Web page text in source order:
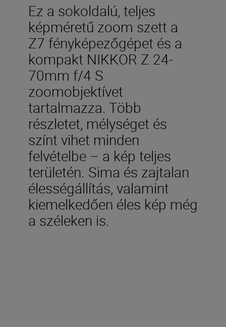
Ez a sokoldalú, teljes
képméretű zoom szett a
Z7 fényképezőgépet és a
kompakt NIKKOR Z 24-
70mm f/4 S
zoomobjektívet
tartalmazza. Több
részletet, mélységet és
színt vihet minden
felvételbe – a kép teljes
területén. Sima és zajtalan
élességállítás, valamint
kiemelkedően éles kép még
a széleken is.